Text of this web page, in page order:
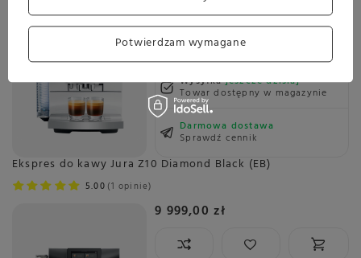
Wysyłkajeszcze dzisiaj
Towar dostępny w magazynie
Darmowa dostawa
Sprawdź cennik
Ekspres do kawy Jura Z10 Diamond Black (EB)
5.00 1 opinie
9 999,00 zł
Potwierdzam wymagane